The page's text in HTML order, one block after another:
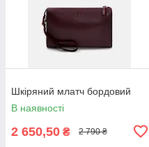
Шкіряний млатч бордовий
В наявності
2 650,50 ₴ 2 790 ₴